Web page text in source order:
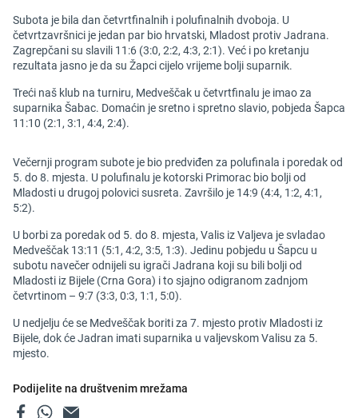
Subota je bila dan četvrtfinalnih i polufinalnih dvoboja. U
četvrtzavršnici je jedan par bio hrvatski, Mladost protiv Jadrana.
Zagrepčani su slavili 11:6 (3:0, 2:2, 4:3, 2:1). Već i po kretanju
rezultata jasno je da su Žapci cijelo vrijeme bolji suparnik.
Treći naš klub na turniru, Medveščak u četvrtfinalu je imao za
suparnika Šabac. Domaćin je sretno i spretno slavio, pobjeda Šapca
11:10 (2:1, 3:1, 4:4, 2:4).
Večernji program subote je bio predviđen za polufinala i poredak od
5. do 8. mjesta. U polufinalu je kotorski Primorac bio bolji od
Mladosti u drugoj polovici susreta. Završilo je 14:9 (4:4, 1:2, 4:1,
5:2).
U borbi za poredak od 5. do 8. mjesta, Valis iz Valjeva je svladao
Medveščak 13:11 (5:1, 4:2, 3:5, 1:3). Jedinu pobjedu u Šapcu u
subotu navečer odnijeli su igrači Jadrana koji su bili bolji od
Mladosti iz Bijele (Crna Gora) i to sjajno odigranom zadnjom
četvrtinom – 9:7 (3:3, 0:3, 1:1, 5:0).
U nedjelju će se Medveščak boriti za 7. mjesto protiv Mladosti iz
Bijele, dok će Jadran imati suparnika u valjevskom Valisu za 5.
mjesto.
Podijelite na društvenim mrežama